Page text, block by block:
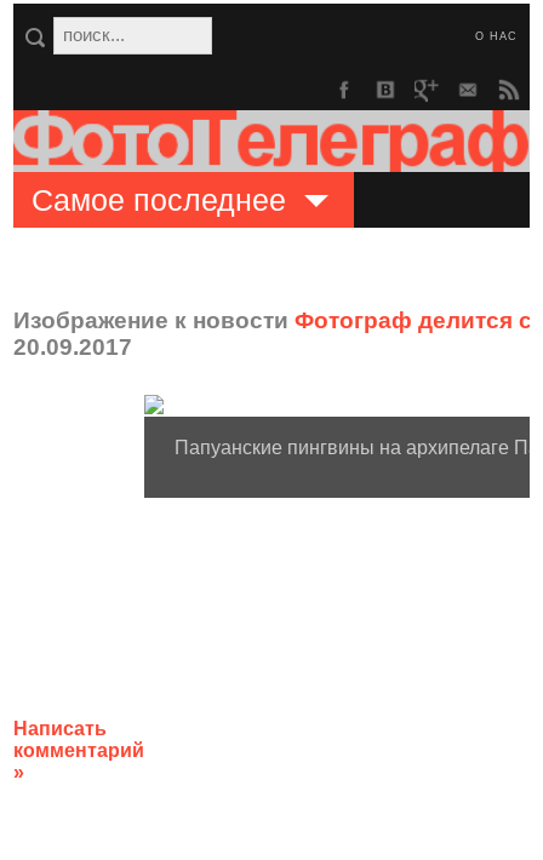
О НАС
Самое последнее
Изображение к новостиФотограф делится
20.09.2017
Написать
комментарий
»
Папуанские пингвины на архипелаге